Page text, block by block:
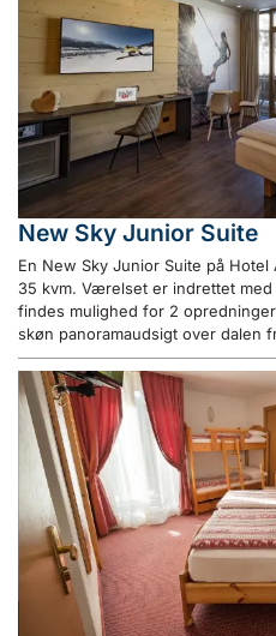
New Sky Junior Suite
En New Sky Junior Suite på
35 kvm. Værelset er indrettet
findes mulighed for 2
skøn panoramaudsigt over dalen